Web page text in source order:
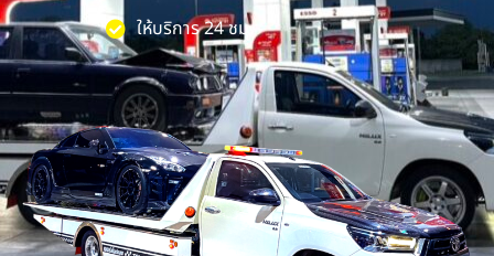
ให้บริการ 24 ชม.